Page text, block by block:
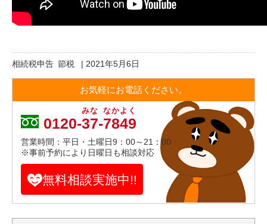
相続税申告 節税 | 2021年5月6日
お気軽にお電話ください。
0120-37
みな
-7849
なかよく
営業時間：平日・土曜日9：00～21：00
※事前予約により日曜日も相談対応
無料相談実施中!!